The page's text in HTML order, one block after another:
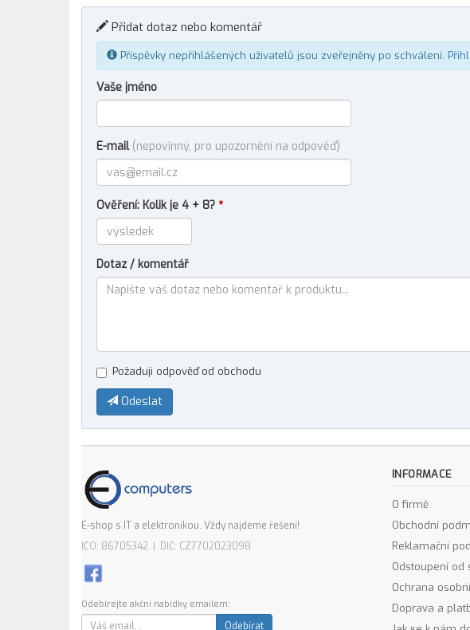
Přidat dotaz nebo komentář
Příspěvky nepřihlášených uživatelů jsou zveřejněny po schválení.
Vaše jméno
E-mail (nepovinný, pro upozornění na odpověď)
Ověření: Kolik je 4 + 8? *
Dotaz / komentář
Požaduji odpověď od obchodu
Odeslat
E-shop s IT a elektronikou. Vždy najdeme řešení!
IČO: 86705342 | DIČ: CZ7702023098
Odebírejte akční nabídky emailem:
Odebírat
INFORMACE
O firmě
Obchodní
Reklamační
Odstoupení od
Ochrana
Doprava a